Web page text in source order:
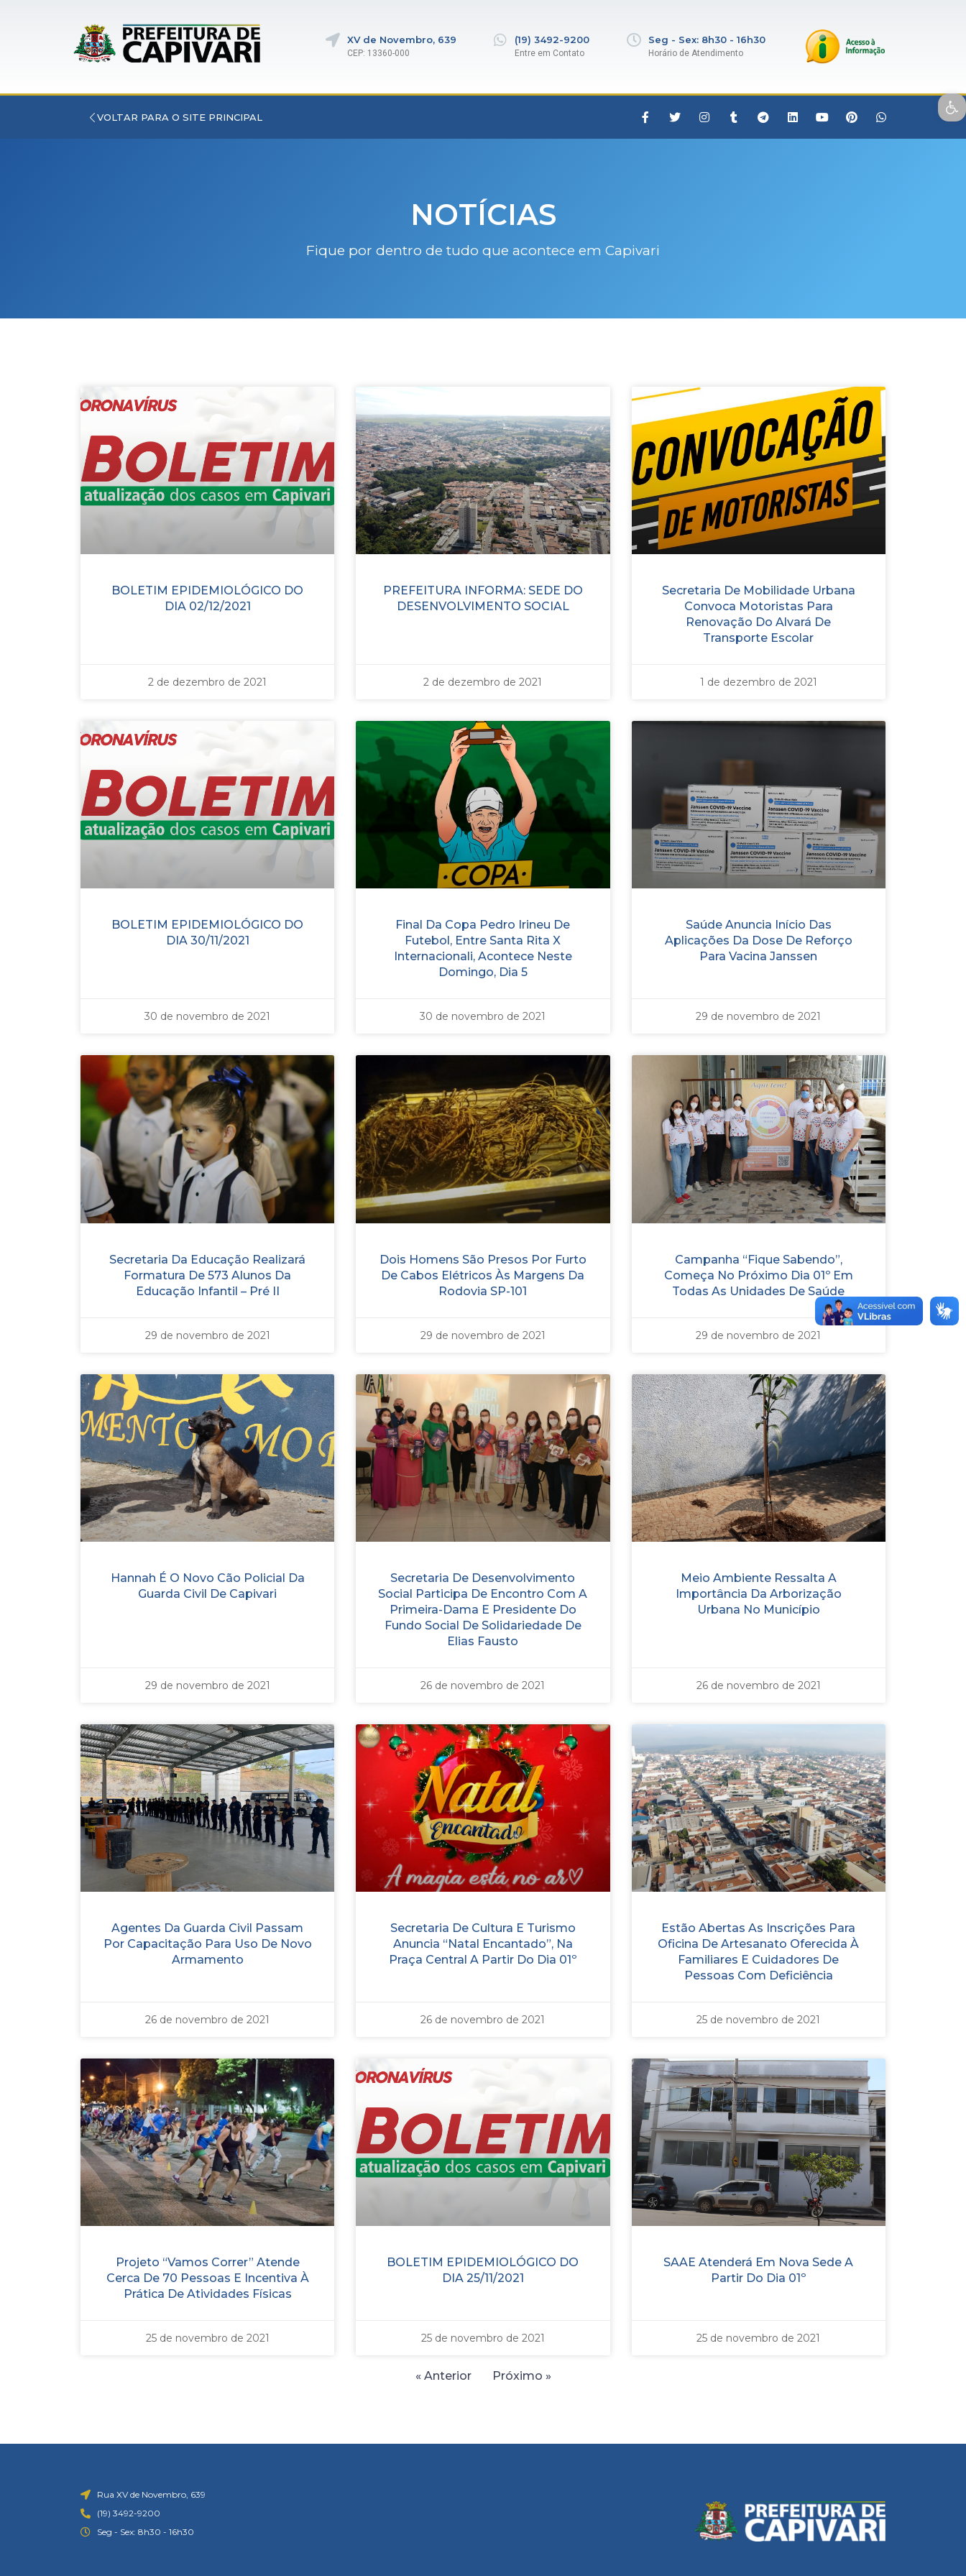
Open toolbar
XV de Novembro, 639
CEP: 13360-000
(19) 3492-9200
Entre em Contato
Seg - Sex: 8h30 - 16h30
Horário de Atendimento
VOLTAR PARA O SITE PRINCIPAL
NOTÍCIAS
Fique por dentro de tudo que acontece em Capivari
BOLETIM EPIDEMIOLÓGICO DO
DIA 02/12/2021
2 de dezembro de 2021
PREFEITURA INFORMA: SEDE DO
DESENVOLVIMENTO SOCIAL
2 de dezembro de 2021
Secretaria De Mobilidade Urbana
Convoca Motoristas Para
Renovação Do Alvará De
Transporte Escolar
1 de dezembro de 2021
BOLETIM EPIDEMIOLÓGICO DO
DIA 30/11/2021
30 de novembro de 2021
Final Da Copa Pedro Irineu De
Futebol, Entre Santa Rita X
Internacionali, Acontece Neste
Domingo, Dia 5
30 de novembro de 2021
Saúde Anuncia Início Das
Aplicações Da Dose De Reforço
Para Vacina Janssen
29 de novembro de 2021
Secretaria Da Educação Realizará
Formatura De 573 Alunos Da
Educação Infantil – Pré II
29 de novembro de 2021
Dois Homens São Presos Por Furto
De Cabos Elétricos Às Margens Da
Rodovia SP-101
29 de novembro de 2021
Campanha “Fique Sabendo”,
Começa No Próximo Dia 01º Em
Todas As Unidades De Saúde
29 de novembro de 2021
Hannah É O Novo Cão Policial Da
Guarda Civil De Capivari
29 de novembro de 2021
Secretaria De Desenvolvimento
Social Participa De Encontro Com A
Primeira-Dama E Presidente Do
Fundo Social De Solidariedade De
Elias Fausto
26 de novembro de 2021
Meio Ambiente Ressalta A
Importância Da Arborização
Urbana No Município
26 de novembro de 2021
Agentes Da Guarda Civil Passam
Por Capacitação Para Uso De Novo
Armamento
26 de novembro de 2021
Secretaria De Cultura E Turismo
Anuncia “Natal Encantado”, Na
Praça Central A Partir Do Dia 01º
26 de novembro de 2021
Estão Abertas As Inscrições Para
Oficina De Artesanato Oferecida À
Familiares E Cuidadores De
Pessoas Com Deficiência
25 de novembro de 2021
Projeto “Vamos Correr” Atende
Cerca De 70 Pessoas E Incentiva À
Prática De Atividades Físicas
25 de novembro de 2021
BOLETIM EPIDEMIOLÓGICO DO
DIA 25/11/2021
25 de novembro de 2021
SAAE Atenderá Em Nova Sede A
Partir Do Dia 01º
25 de novembro de 2021
« Anterior Próximo »
Rua XV de Novembro, 639
(19) 3492-9200
Seg - Sex: 8h30 - 16h30